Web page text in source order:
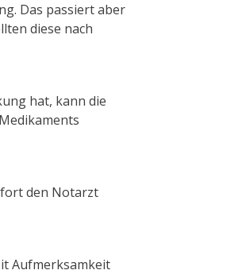
Das passiert aber
diese nach
hat, kann die
den Notarzt
Aufmerksamkeit